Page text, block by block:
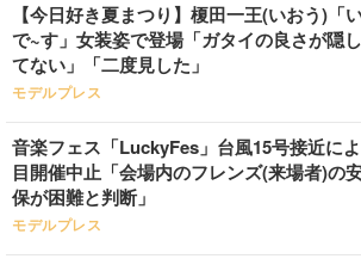
【今日好き夏まつり】榎田一王(いおう)「
で~す」女装姿で登場「ガタイの良さが隠
てない」「二度見した」
モデルプレス
音楽フェス「LuckyFes」台風15号接近に
目開催中止「会場内のフレンズ(来場者)の
保が困難と判断」
モデルプレス